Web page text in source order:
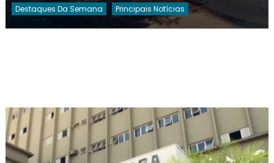
Destaques Da Semana Principais Notícias